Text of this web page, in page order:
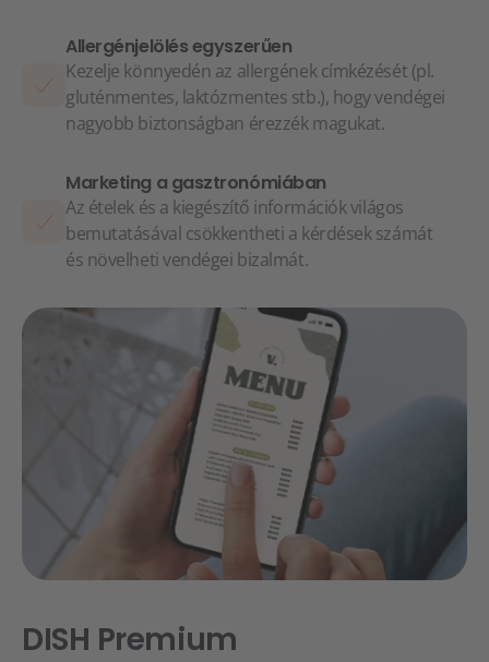
Allergénjelölés egyszerűen
Kezelje könnyedén az allergének címkézését (pl.
gluténmentes, laktózmentes stb.), hogy vendégei
nagyobb biztonságban érezzék magukat.
Marketing a gasztronómiában
Az ételek és a kiegészítő információk világos
bemutatásával csökkentheti a kérdések számát
és növelheti vendégei bizalmát.
DISH Premium